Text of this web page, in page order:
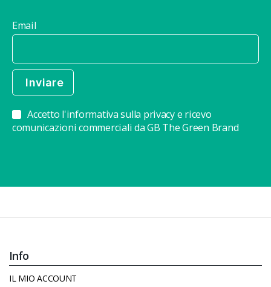
Email
Accetto l'informativa sulla privacy e ricevo
comunicazioni commerciali da GB The Green Brand
Info
IL MIO ACCOUNT